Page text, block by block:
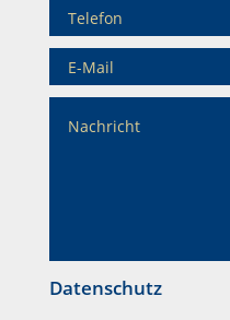
Datenschutz